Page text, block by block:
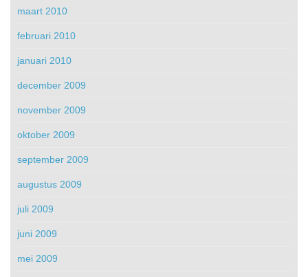
maart 2010
februari 2010
januari 2010
december 2009
november 2009
oktober 2009
september 2009
augustus 2009
juli 2009
juni 2009
mei 2009